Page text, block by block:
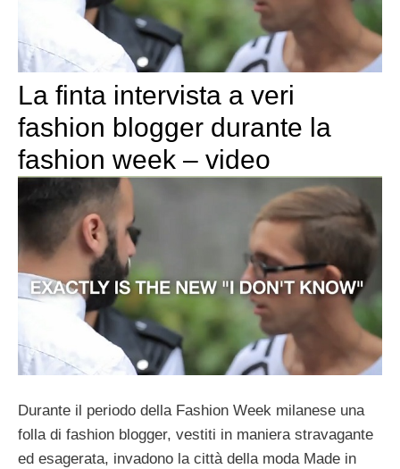
La finta intervista a veri
fashion blogger durante la
fashion week – video
Durante il periodo della Fashion Week milanese una
folla di fashion blogger, vestiti in maniera stravagante
ed esagerata, invadono la città della moda Made in